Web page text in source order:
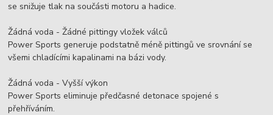
se snižuje tlak na součásti motoru a hadice.
Žádná voda - Žádné pittingy vložek válců
Power Sports generuje podstatně méně pittingů ve srovnání se
všemi chladícími kapalinami na bázi vody.
Žádná voda - Vyšší výkon
Power Sports eliminuje předčasné detonace spojené s
přehříváním.